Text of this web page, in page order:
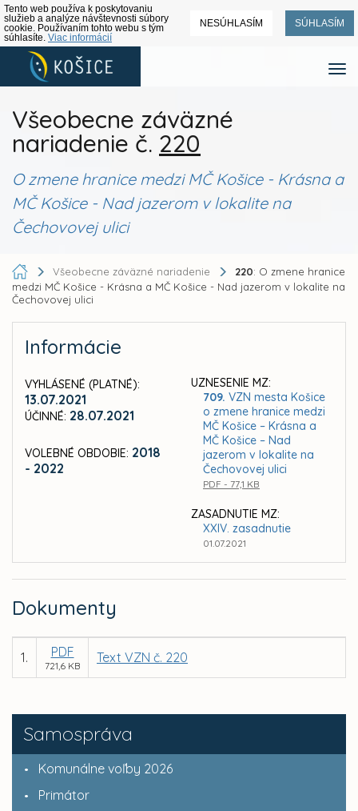
Tento web používa k poskytovaniu
služieb a analýze návštevnosti súbory
cookie. Používaním tohto webu s tým
súhlasíte. Viac informácií
NESÚHLASÍM SÚHLASÍM
Všeobecne záväzné
nariadenie č. 220
O zmene hranice medzi MČ Košice - Krásna a
MČ Košice - Nad jazerom v lokalite na
Čechovovej ulici
Samospráva
Komunálne voľby 2026
Primátor
Všeobecne záväzné nariadenie 220: O zmene hranice
medzi MČ Košice - Krásna a MČ Košice - Nad jazerom v lokalite na
Čechovovej ulici
Informácie
VYHLÁSENÉ (PLATNÉ):
13.07.2021
ÚČINNÉ: 28.07.2021
VOLEBNÉ OBDOBIE: 2018
- 2022
UZNESENIE MZ:
709. VZN mesta Košice
o zmene hranice medzi
MČ Košice – Krásna a
MČ Košice – Nad
jazerom v lokalite na
Čechovovej ulici
PDF - 77,1 KB
ZASADNUTIE MZ:
XXIV. zasadnutie
01.07.2021
Dokumenty
1. PDF
721,6 KB
Text VZN č. 220